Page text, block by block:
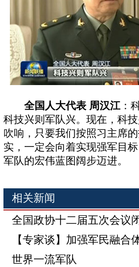
全国人大代表 周汉江 ：
科技兴则军队兴。现在，科
吹响，只要我们按照习主席
实，一定会向着实现强军目
军队的宏伟蓝图阔步迈进。
相关新闻
全国政协十二届五次会议
【专家谈】加强军民融合
世界一流军队